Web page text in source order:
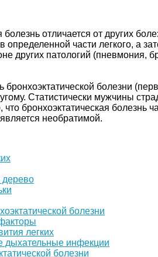
болезнь отличается от других
определенной части легкого, а
других патологий (пневмония,
бронхоэктатической болезни
Статистически мужчины
что бронхоэктатическая
необратимой.
дерево
болезни
легких
дыхательные инфекции
болезни